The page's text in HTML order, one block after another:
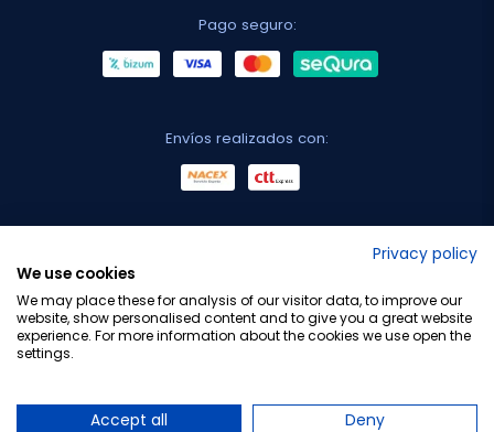
Pago seguro:
Envíos realizados con:
Privacy policy
We use cookies
We may place these for analysis of our visitor data, to improve our
website, show personalised content and to give you a great website
experience. For more information about the cookies we use open the
settings.
Accept all
Deny